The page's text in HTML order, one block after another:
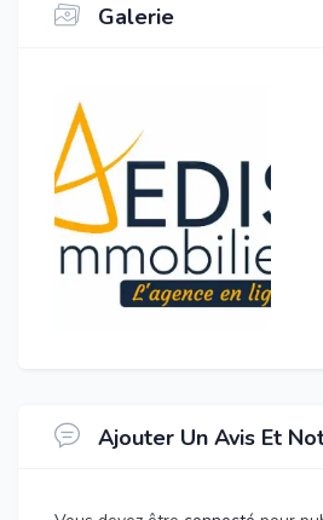
Galerie
Ajouter Un Avis Et